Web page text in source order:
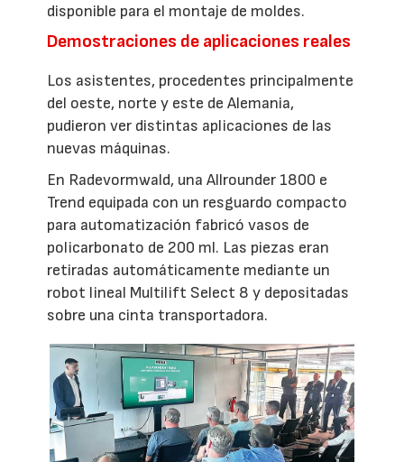
disponible para el montaje de moldes.
Demostraciones de aplicaciones reales
Los asistentes, procedentes principalmente
del oeste, norte y este de Alemania,
pudieron ver distintas aplicaciones de las
nuevas máquinas.
En Radevormwald, una Allrounder 1800 e
Trend equipada con un resguardo compacto
para automatización fabricó vasos de
policarbonato de 200 ml. Las piezas eran
retiradas automáticamente mediante un
robot lineal Multilift Select 8 y depositadas
sobre una cinta transportadora.